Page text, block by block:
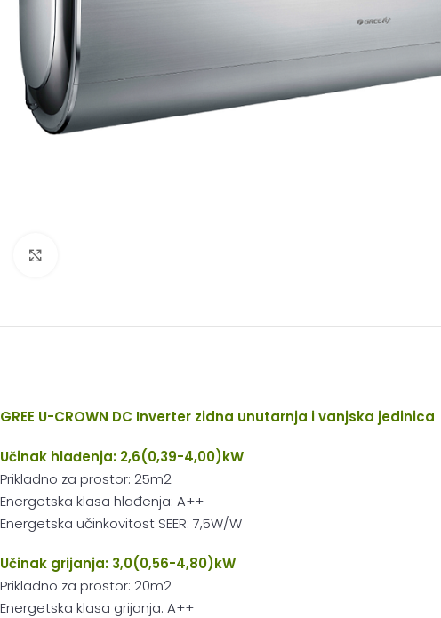
GREE U-CROWN DC Inverter zidna unutarnja i vanjska jedinica
Učinak hlađenja: 2,6(0,39-4,00)kW
Prikladno za prostor: 25m2
Energetska klasa hlađenja: A++
Energetska učinkovitost SEER: 7,5W/W
Učinak grijanja: 3,0(0,56-4,80)kW
Prikladno za prostor: 20m2
Energetska klasa grijanja: A++